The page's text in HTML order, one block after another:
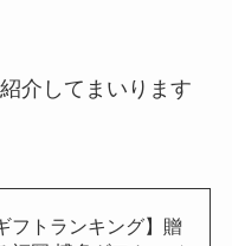
介してまいります
フトランキング】贈